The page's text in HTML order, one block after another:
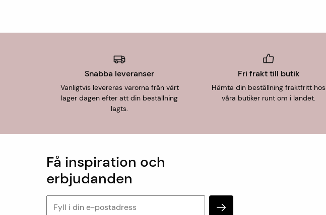
Snabba leveranser
Vanligtvis levereras varorna från vårt
lager dagen efter att din beställning
lagts.
Fri frakt till butik
Hämta din beställning fraktfritt hos
våra butiker runt om i landet.
Få inspiration och
erbjudanden